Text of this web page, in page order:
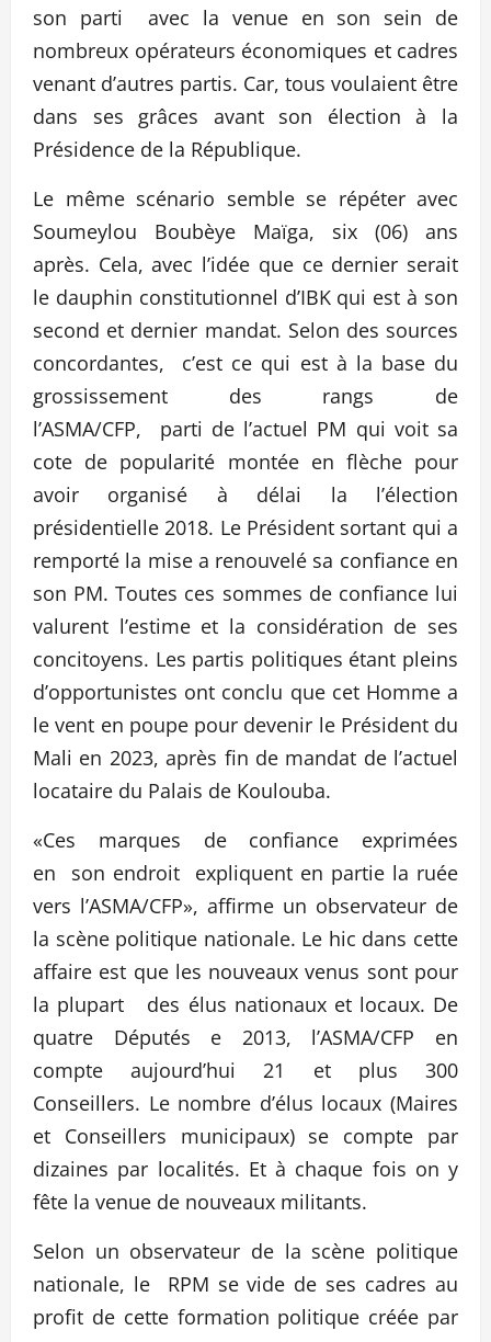
son parti avec la venue en son sein de
nombreux opérateurs économiques et cadres
venant d’autres partis. Car, tous voulaient être
dans ses grâces avant son élection à la
Présidence de la République.
Le même scénario semble se répéter avec
Soumeylou Boubèye Maïga, six (06) ans
après. Cela, avec l’idée que ce dernier serait
le dauphin constitutionnel d’IBK qui est à son
second et dernier mandat. Selon des sources
concordantes, c’est ce qui est à la base du
grossissement des rangs de
l’ASMA/CFP, parti de l’actuel PM qui voit sa
cote de popularité montée en flèche pour
avoir organisé à délai la l’élection
présidentielle 2018. Le Président sortant qui a
remporté la mise a renouvelé sa confiance en
son PM. Toutes ces sommes de confiance lui
valurent l’estime et la considération de ses
concitoyens. Les partis politiques étant pleins
d’opportunistes ont conclu que cet Homme a
le vent en poupe pour devenir le Président du
Mali en 2023, après fin de mandat de l’actuel
locataire du Palais de Koulouba.
«Ces marques de confiance exprimées
en son endroit expliquent en partie la ruée
vers l’ASMA/CFP», affirme un observateur de
la scène politique nationale. Le hic dans cette
affaire est que les nouveaux venus sont pour
la plupart des élus nationaux et locaux. De
quatre Députés e 2013, l’ASMA/CFP en
compte aujourd’hui 21 et plus 300
Conseillers. Le nombre d’élus locaux (Maires
et Conseillers municipaux) se compte par
dizaines par localités. Et à chaque fois on y
fête la venue de nouveaux militants.
Selon un observateur de la scène politique
nationale, le RPM se vide de ses cadres au
profit de cette formation politique créée par